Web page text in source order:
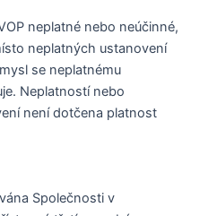
neplatné nebo neúčinné,
neplatných ustanovení
se neplatnému
Neplatností nebo
není dotčena platnost
Společnosti v